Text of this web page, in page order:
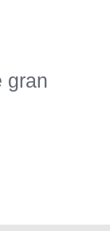
gran